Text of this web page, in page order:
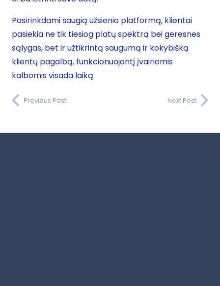
Pasirinkdami saugią užsienio platformą, klientai
pasiekia ne tik tiesiog platų spektrą bei geresnes
sąlygas, bet ir užtikrintą saugumą ir kokybišką
klientų pagalbą, funkcionuojantį įvairiomis
kalbomis visada laiką
Previous Post Next Post